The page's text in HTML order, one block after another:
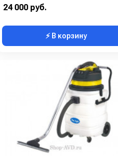
24 000 руб.
⚡ В корзину